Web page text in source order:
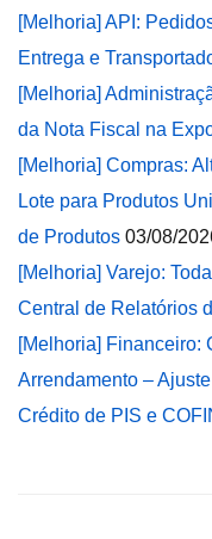
[Melhoria] API:
Entrega e
[Melhoria]
da Nota Fiscal na
[Melhoria] Compras:
Lote para Produtos
de Produtos 03/08/
[Melhoria] Varejo:
Central de Relatórios
[Melhoria] Financeiro:
Arrendamento –
Crédito de PIS e